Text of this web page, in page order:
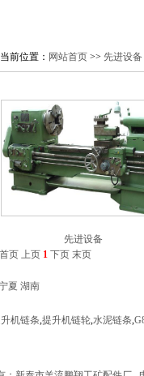
前位置： 网站首页 >> 先进设备
先进设备
首页 上页 1 下页 末页
夏 湖南
机链条,提升机链轮,水泥链条,